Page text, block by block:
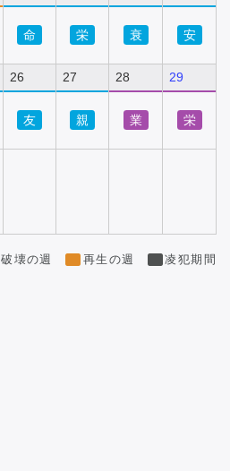
命 栄 衰 安
26
友
27
親
28
業
29
栄
破壊の週 再生の週 凌犯期間